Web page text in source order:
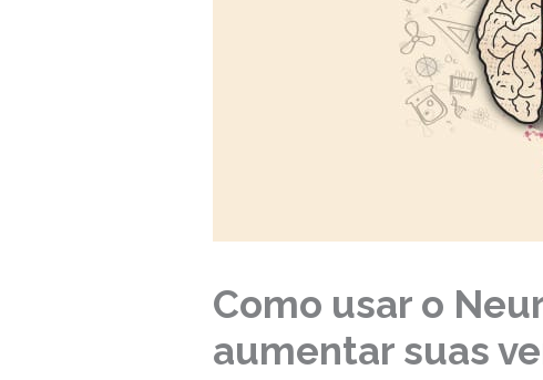
Como usar o
aumentar suas